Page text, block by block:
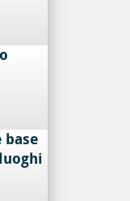
base